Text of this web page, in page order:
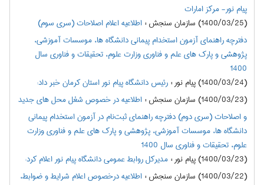
پیام نور- مرکز امارات
(1400/03/25) سازمان سنجش
:اطلاعيه اعلام اصلاحات (سری سوم)
دفترچه راهنمای آزمون استخدام پیمانی دانشگاه ها، موسسات آموزشی،
پژوهشی و پارک‌ های علم و فناوری وزارت علوم، تحقیقات و فناوری سال
1400
(1400/03/24) پیام نور
:رئیس دانشگاه پیام نور استان کرمان خبر داد:
(1400/03/23) سازمان سنجش
:اطلاعيه در خصوص شغل محل های جدید
و اصلاحات (سری دوم) دفترچه‌ راهنماي ثبت‌نام در آزمون استخدام پیمانی
دانشگاه ها، موسسات آموزشی، پژوهشی و پارک های علم و فناوری وزارت
علوم، تحقیقات و فناوری سال 1400
(1400/03/23) پیام نور
:مدیرکل روابط عمومی دانشگاه پیام نور اعلام کرد:
(1400/03/22) سازمان سنجش
:اطلاعيه درخصوص اعلام شرايط و ضوابط،